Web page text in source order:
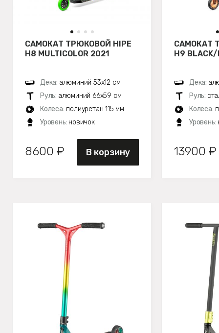
САМОКАТ ТРЮКОВОЙ HIPE
H8 MULTICOLOR 2021
Дека: алюминий 53х12 см
Руль: алюминий 66х59 см
Колеса: полиуретан 115 мм
Уровень: новичок
8600 ₽ В корзину
САМОКАТ
H9 BLACK/
Дека:
Руль:
Колеса:
Уровень:
13900 ₽